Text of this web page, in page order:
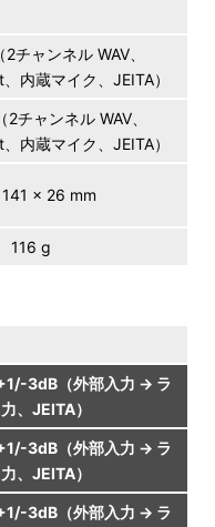
チャンネル WAV、
内蔵マイク、JEITA）
チャンネル WAV、
内蔵マイク、JEITA）
× 26 mm
116 g
3dB（外部入力 → ラ
、JEITA）
3dB（外部入力 → ラ
、JEITA）
3dB（外部入力 → ラ